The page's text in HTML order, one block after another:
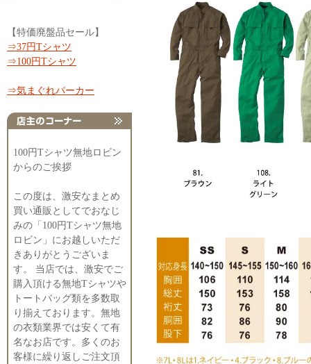
【特価廃盤品セール】
⇒37円Tシャツ
⇒100円Tシャツ
⇒気まぐれパーカー
100円Tシャツ無地ロビン
からのご挨拶
この度は、激安なまとめ
買い通販としてでおなじ
みの「100円Tシャツ無地
ロビン」にお越しいただ
きありがとうございま
す。 当店では、激安でご
購入頂ける無地Tシャツや
トートバッグ類を多数取
り揃えております。無地
の衣類業界では安くて有
名なお店です。多くのお
客様に繰り返しご注文頂